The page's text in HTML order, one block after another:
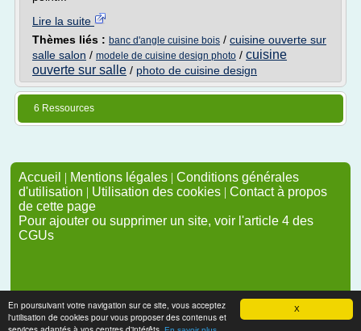
X
En poursuivant votre navigation sur ce site, vous acceptez
l'utilisation de cookies pour vous proposer des contenus et
Lire la suite
Thèmes liés : banc d'angle cuisine bois / cuisine ouverte sur
salle salon / modele de cuisine design photo / cuisine
ouverte sur salle / photo de cuisine design
6 Ressources
Accueil | Mentions légales | Conditions générales
d'utilisation | Utilisation des cookies | Contact à propos
de cette page
Pour ajouter ou supprimer un site, voir l'article 4 des
CGUs